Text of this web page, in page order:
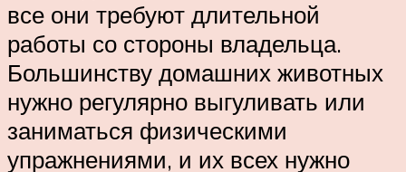
все они требуют длительной
работы со стороны владельца.
Большинству домашних животных
нужно регулярно выгуливать или
заниматься физическими
упражнениями, и их всех нужно